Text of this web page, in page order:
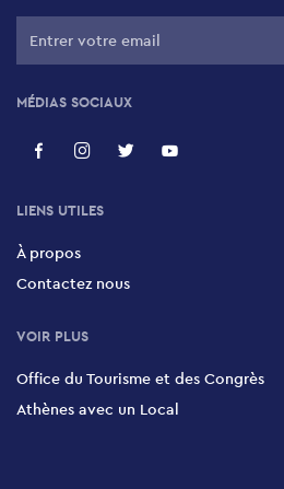
MÉDIAS SOCIAUX
LIENS UTILES
À propos
Contactez nous
VOIR PLUS
Office du Tourisme et des Congrès
Athènes avec un Local